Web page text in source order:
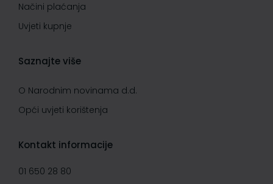
Načini plaćanja
Uvjeti kupnje
Saznajte više
O Narodnim novinama d.d.
Opći uvjeti korištenja
Kontakt informacije
01 650 28 80